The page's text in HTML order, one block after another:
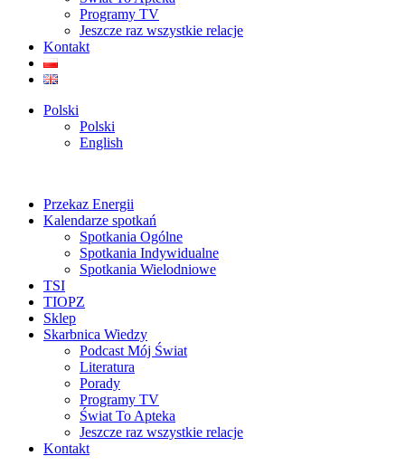
Programy TV
Jeszcze raz wszystkie relacje
Kontakt
Polski
Polski
English
Przekaz Energii
Kalendarze spotkań
Spotkania Ogólne
Spotkania Indywidualne
Spotkania Wielodniowe
TSI
TIOPZ
Sklep
Skarbnica Wiedzy
Podcast Mój Świat
Literatura
Porady
Programy TV
Świat To Apteka
Jeszcze raz wszystkie relacje
Kontakt